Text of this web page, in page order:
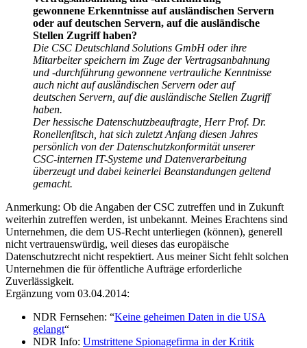
gewonnene Erkenntnisse auf ausländischen Servern
oder auf deutschen Servern, auf die ausländische
Stellen Zugriff haben?
Die CSC Deutschland Solutions GmbH oder ihre
Mitarbeiter speichern im Zuge der Vertragsanbahnung
und -durchführung gewonnene vertrauliche Kenntnisse
auch nicht auf ausländischen Servern oder auf
deutschen Servern, auf die ausländische Stellen Zugriff
haben.
Der hessische Datenschutzbeauftragte, Herr Prof. Dr.
Ronellenfitsch, hat sich zuletzt Anfang diesen Jahres
persönlich von der Datenschutzkonformität unserer
CSC-internen IT-Systeme und Datenverarbeitung
überzeugt und dabei keinerlei Beanstandungen geltend
gemacht.
Anmerkung: Ob die Angaben der CSC zutreffen und in Zukunft
weiterhin zutreffen werden, ist unbekannt. Meines Erachtens sind
Unternehmen, die dem US-Recht unterliegen (können), generell
nicht vertrauenswürdig, weil dieses das europäische
Datenschutzrecht nicht respektiert. Aus meiner Sicht fehlt solchen
Unternehmen die für öffentliche Aufträge erforderliche
Zuverlässigkeit.
Ergänzung vom 03.04.2014:
NDR Fernsehen: “Keine geheimen Daten in die USA
gelangt“
NDR Info: Umstrittene Spionagefirma in der Kritik